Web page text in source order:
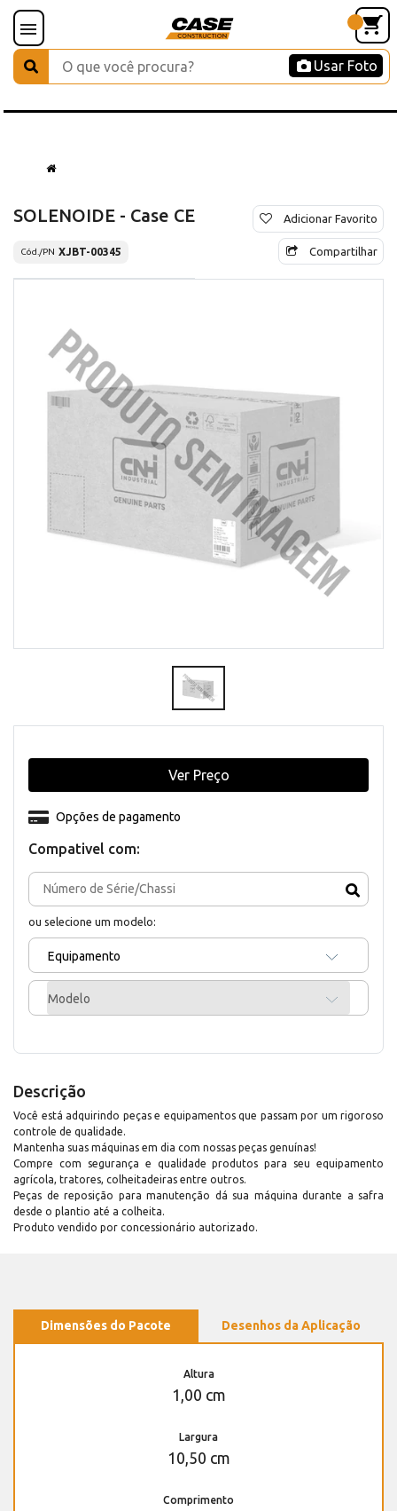
Usar Foto
SOLENOIDE - Case CE
Cód./PN XJBT-00345
Adicionar Favorito
Compartilhar
Compativel com:
ou selecione um modelo:
Equipamento
Modelo
Opções de pagamento
Ver Preço
Descrição
Você está adquirindo peças e equipamentos que passam por um rigoroso
controle de qualidade.
Mantenha suas máquinas em dia com nossas peças genuínas!
Compre com segurança e qualidade produtos para seu equipamento
agrícola, tratores, colheitadeiras entre outros.
Peças de reposição para manutenção dá sua máquina durante a safra
desde o plantio até a colheita.
Produto vendido por concessionário autorizado.
Dimensões do Pacote Desenhos da Aplicação
Altura
1,00 cm
Largura
10,50 cm
Comprimento